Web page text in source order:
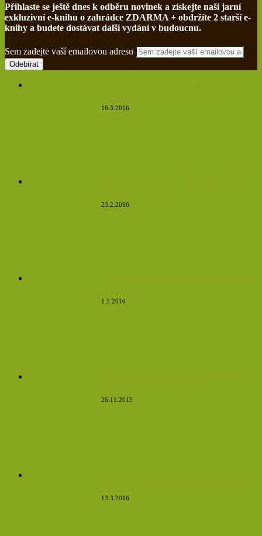
Přihlaste se ještě dnes k odběru novinek a získejte naši jarní
exkluzivní e-knihu o zahrádce ZDARMA + obdržíte 2 starší e-
knihy a budete dostávat další vydání v budoucnu.
Sem zadejte vaší emailovou adresu
16.3.2016
23.2.2016
1.5.2016
26.11.2015
13.3.2016